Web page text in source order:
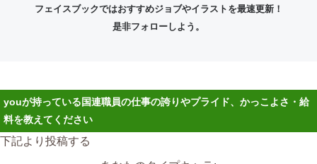
フェイスブックではおすすめジョブやイラストを最速更新！
是非フォローしよう。
youが持っている国連職員の仕事の誇りやプライド、かっこよさ・給
料を教えてください
下記より投稿する